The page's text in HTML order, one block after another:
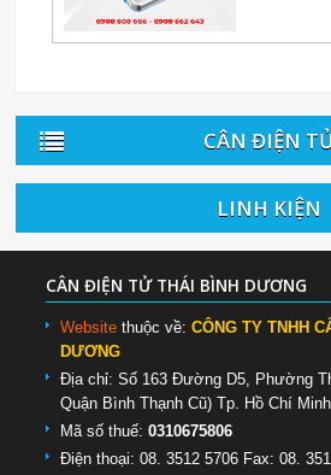
CÂN ĐIỆN
LINH KIỆN
CÂN ĐIỆN TỬ THÁI BÌNH DƯƠNG
Website thuộc về:CÔNG TY TNHH
DƯƠNG
Địa chỉ: Số 163 Đường D5, Phường
Quận Bình Thạnh Cũ) Tp. Hồ Chí Minh
Mã số thuế:0310675806
Điện thoại: 08. 3512 5706 Fax: 08.